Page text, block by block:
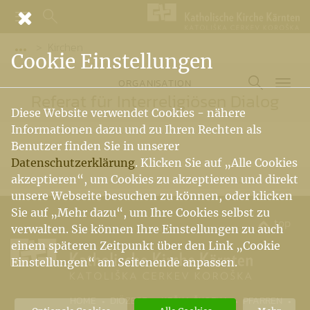
Referat für Interreligiösen Dialog
top
HOME DIÖZESE(CURRENT)
KRŠKA ŠKOFIJA
PFARREN
Cookie Einstellungen
Diese Website verwendet Cookies - nähere
Informationen dazu und zu Ihren Rechten als
Benutzer finden Sie in unserer
Datenschutzerklärung. Klicken Sie auf „Alle Cookies
akzeptieren“, um Cookies zu akzeptieren und direkt
unsere Webseite besuchen zu können, oder klicken
Sie auf „Mehr dazu“, um Ihre Cookies selbst zu
verwalten. Sie können Ihre Einstellungen zu auch
einem späteren Zeitpunkt über den Link „Cookie
Einstellungen“ am Seitenende anpassen.